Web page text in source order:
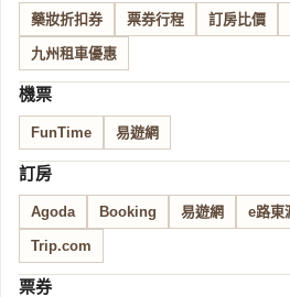
藥妝折扣券 票券行程 訂房比價
九州租車優惠
機票
FunTime 易遊網
訂房
Agoda Booking 易遊網 e路東
Trip.com
票券